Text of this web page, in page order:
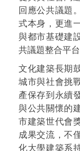
回應公共議題
式本身，更進
與都市基礎建
共議題整合平台
文化建築長期
城市與社會挑
產保存到永續
與公共關懷的
市建築世代會
成果交流，不
化大學建築系